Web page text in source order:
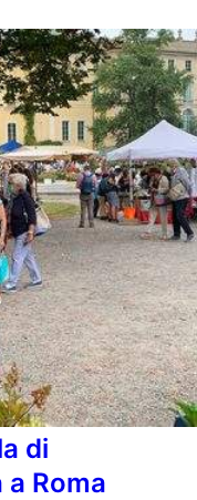
di
Roma